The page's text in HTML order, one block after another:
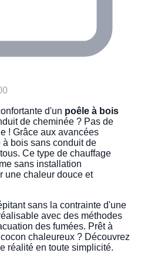
d'un poêle à bois
de cheminée ? Pas de
! Grâce aux avancées
bois sans conduit de
Ce type de chauffage
sans installation
une chaleur douce et
sans la contrainte d'une
avec des méthodes
des fumées. Prêt à
chaleureux ? Découvrez
réalité en toute simplicité.